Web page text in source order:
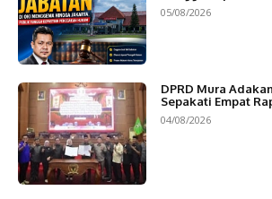
05/08/2026
DPRD Mura
Sepakati Empat
04/08/2026